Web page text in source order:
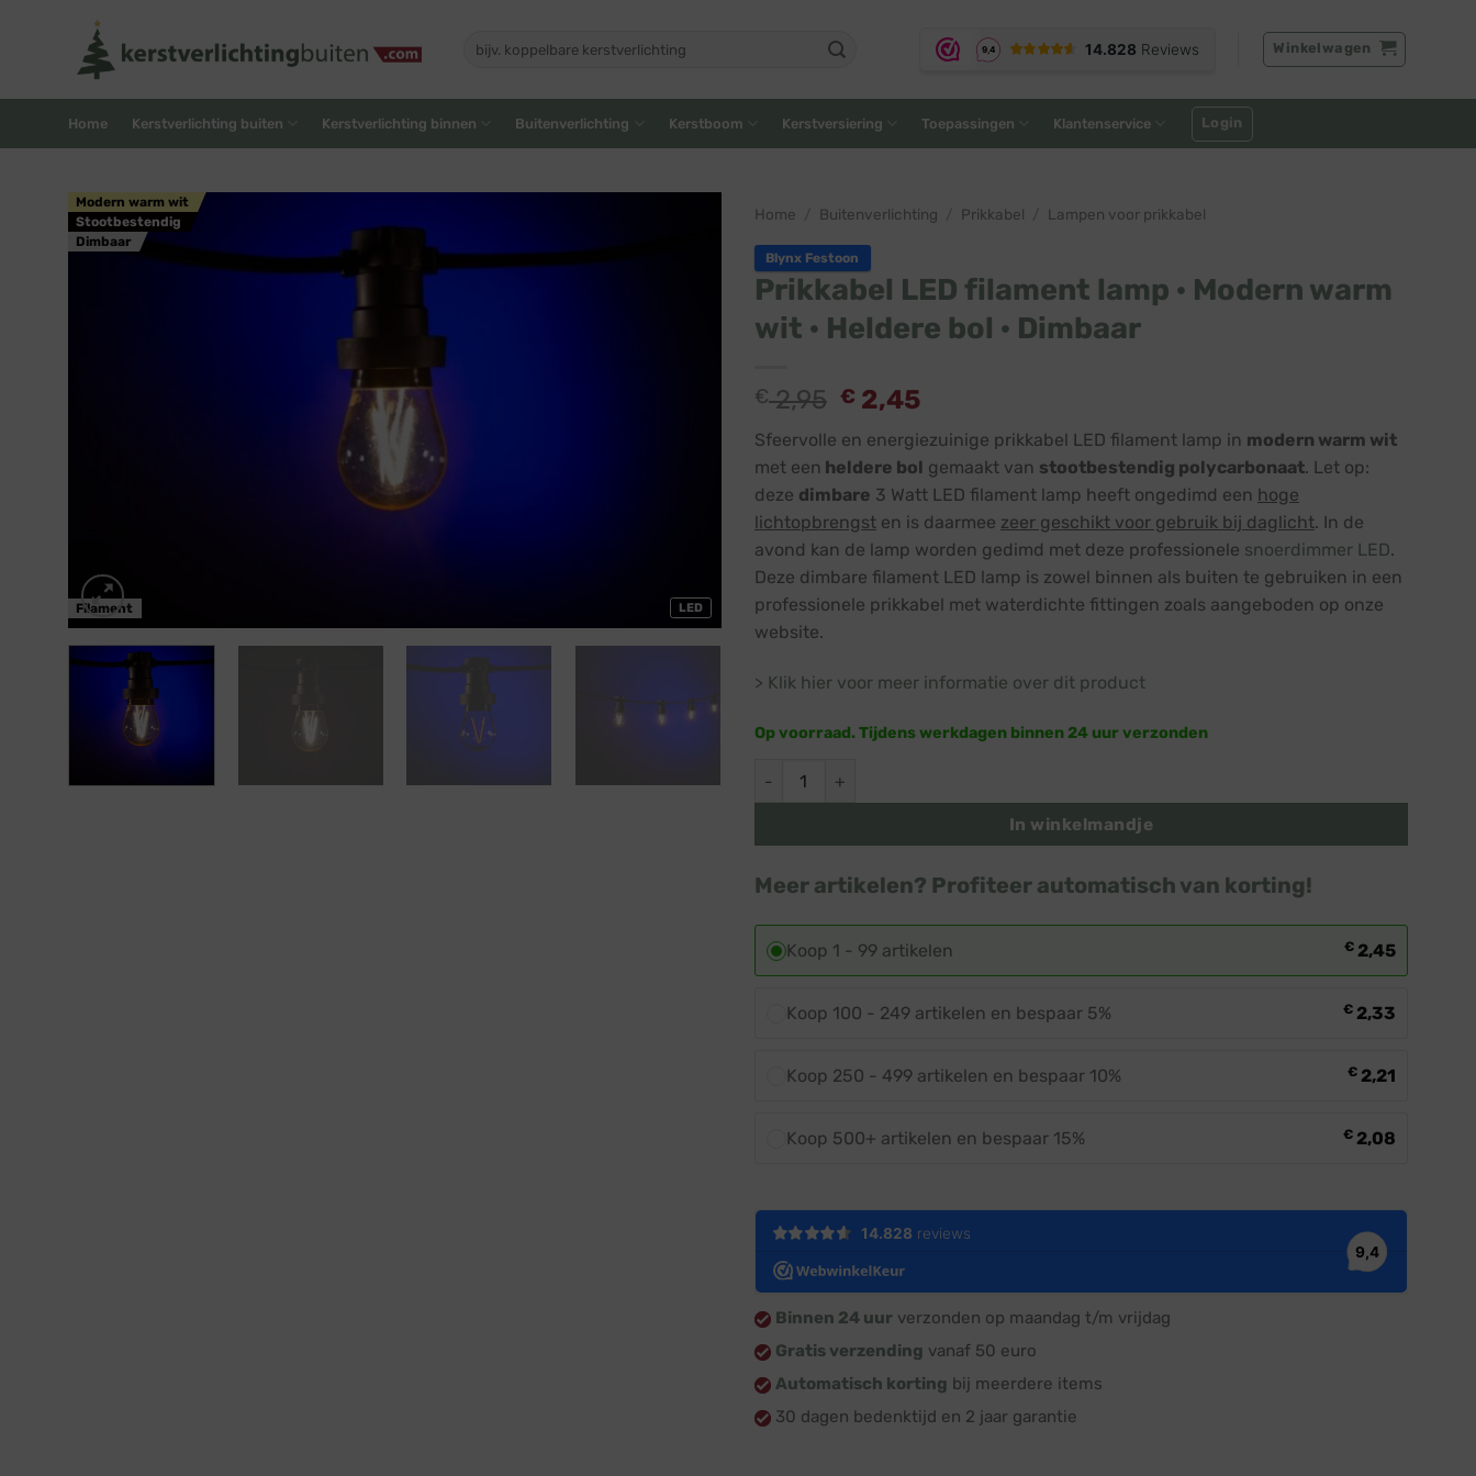
naar:
Winkelwagen
Home Kerstverlichting buiten Kerstverlichting binnen Buitenverlichting Kerstboom Kerstversiering Toepassingen Klantenservice Login
LED
Modern warm wit
Stootbestendig
Dimbaar
Filament
Home Buitenverlichting Prikkabel Lampen voor prikkabel
Blynx Festoon
Prikkabel LED filament lamp · Modern warm
wit · Heldere bol · Dimbaar
€2,95 € 2,45
Sfeervolle en energiezuinige prikkabel LED filament lamp in modern warm wit
met een heldere bol gemaakt van stootbestendig polycarbonaat. Let op:
deze dimbare 3 Watt LED filament lamp heeft ongedimd een hoge
lichtopbrengst en is daarmee zeer geschikt voor gebruik bij daglicht. In de
avond kan de lamp worden gedimd met deze professionele snoerdimmer LED.
Deze dimbare filament LED lamp is zowel binnen als buiten te gebruiken in een
professionele prikkabel met waterdichte fittingen zoals aangeboden op onze
website.
> Klik hier voor meer informatie over dit product
Op voorraad. Tijdens werkdagen binnen 24 uur verzonden
In winkelmandje
Meer artikelen? Profiteer automatisch van korting!
Koop 1 - 99 artikelen € 2,45
Koop 100 - 249 artikelen en bespaar 5% € 2,33
Koop 250 - 499 artikelen en bespaar 10% € 2,21
Koop 500+ artikelen en bespaar 15% € 2,08
Binnen 24 uur verzonden op maandag t/m vrijdag
Gratis verzending vanaf 50 euro
Automatisch korting bij meerdere items
30 dagen bedenktijd en 2 jaar garantie